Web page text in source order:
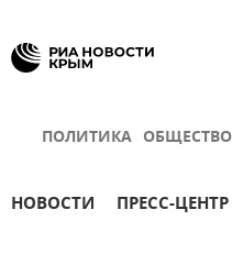
ПОЛИТИКА ОБЩЕСТВО
НОВОСТИ ПРЕСС-ЦЕНТР